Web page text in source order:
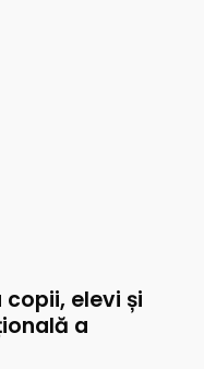
copii, elevi și
a